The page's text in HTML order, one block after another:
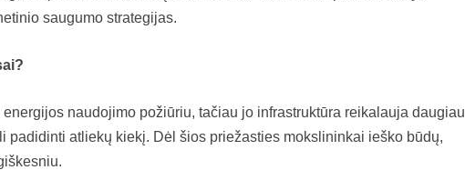
saugumo strategijas.
naudojimo požiūriu, tačiau jo infrastruktūra reikalauja daugiau
padidinti atliekų kiekį. Dėl šios priežasties mokslininkai ieško būdų,